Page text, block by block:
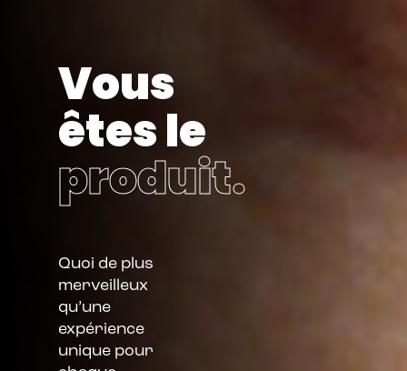
Vous
êtes le
produit.
Quoi de plus
merveilleux
qu’une
expérience
unique pour